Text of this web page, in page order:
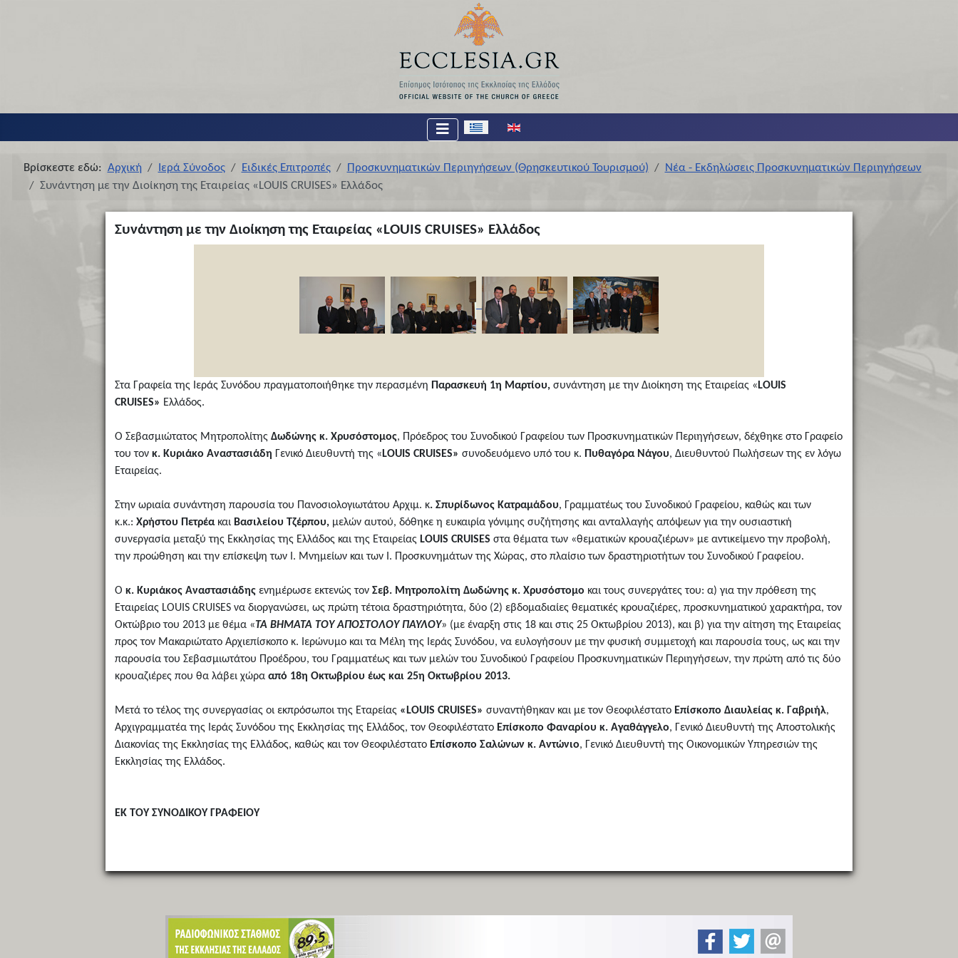
Επιλέξτε τη γλώσσα σας
Βρίσκεστε εδώ: Αρχική Ιερά Σύνοδος Ειδικές Επιτροπές Προσκυνηματικών Περιηγήσεων (Θρησκευτικού Τουρισμού)
Νέα - Εκδηλώσεις Προσκυνηματικών Περιηγήσεων
Συνάντηση με την Διοίκηση της Εταιρείας «LOUIS CRUISES» Ελλάδος
Συνάντηση με την Διοίκηση της Εταιρείας «LOUIS CRUISES» Ελλάδος
Στα Γραφεία της Ιεράς Συνόδου πραγματοποιήθηκε την περασμένη Παρασκευή 1η Μαρτίου,συνάντηση με την Διοίκηση της Εταιρείας « LOUIS
CRUISES» Ελλάδος.
Ο Σεβασμιώτατος Μητροπολίτης Δωδώνης κ. Χρυσόστομος, Πρόεδρος του Συνοδικού Γραφείου των Προσκυνηματικών Περιηγήσεων, δέχθηκε στο Γραφείο
του τον κ. Κυριάκο Αναστασιάδη Γενικό Διευθυντή της « LOUIS CRUISES» συνοδευόμενο υπό του κ. Πυθαγόρα Νάγου, Διευθυντού Πωλήσεων της εν λόγω
Εταιρείας.
Στην ωριαία συνάντηση παρουσία του Πανοσιολογιωτάτου Αρχιμ. κ. Σπυρίδωνος Κατραμάδου, Γραμματέως του Συνοδικού Γραφείου, καθώς και των
κ.κ.: Χρήστου Πετρέακαι Βασιλείου Τζέρπου,μελών αυτού, δόθηκε η ευκαιρία γόνιμης συζήτησης και ανταλλαγής απόψεων για την ουσιαστική
συνεργασία μεταξύ της Εκκλησίας της Ελλάδος και της Εταιρείας LOUIS CRUISES στα θέματα των «θεματικών κρουαζιέρων» με αντικείμενο την προβολή,
την προώθηση και την επίσκεψη των Ι. Μνημείων και των Ι. Προσκυνημάτων της Χώρας, στο πλαίσιο των δραστηριοτήτων του Συνοδικού Γραφείου.
Ο κ. Κυριάκος Αναστασιάδηςενημέρωσε εκτενώς τον Σεβ. Μητροπολίτη Δωδώνης κ. Χρυσόστομο και τους συνεργάτες του: α) για την πρόθεση της
Εταιρείας LOUIS CRUISES να διοργανώσει, ως πρώτη τέτοια δραστηριότητα, δύο (2) εβδομαδιαίες θεματικές κρουαζιέρες, προσκυνηματικού χαρακτήρα, τον
Οκτώβριο του 2013 με θέμα «ΤΑ ΒΗΜΑΤΑ ΤΟΥ ΑΠΟΣΤΟΛΟΥ ΠΑΥΛΟΥ» (με έναρξη στις 18 και στις 25 Οκτωβρίου 2013), και β) για την αίτηση της Εταιρείας
προς τον Μακαριώτατο Αρχιεπίσκοπο κ. Ιερώνυμο και τα Μέλη της Ιεράς Συνόδου, να ευλογήσουν με την φυσική συμμετοχή και παρουσία τους, ως και την
παρουσία του Σεβασμιωτάτου Προέδρου, του Γραμματέως και των μελών του Συνοδικού Γραφείου Προσκυνηματικών Περιηγήσεων, την πρώτη από τις δύο
κρουαζιέρες που θα λάβει χώρα από 18η Οκτωβρίου έως και 25η Οκτωβρίου 2013.
Μετά το τέλος της συνεργασίας οι εκπρόσωποι της Εταρείας«LOUIS CRUISES» συναντήθηκαν και με τον Θεοφιλέστατο Επίσκοπο Διαυλείας κ. Γαβριήλ,
Αρχιγραμματέα της Ιεράς Συνόδου της Εκκλησίας της Ελλάδος, τον Θεοφιλέστατο Επίσκοπο Φαναρίου κ. Αγαθάγγελο, Γενικό Διευθυντή της Αποστολικής
Διακονίας της Εκκλησίας της Ελλάδος, καθώς και τον Θεοφιλέστατο Επίσκοπο Σαλώνων κ. Αντώνιο, Γενικό Διευθυντή της Οικονομικών Υπηρεσιών της
Εκκλησίας της Ελλάδος.
ΕΚ ΤΟΥ ΣΥΝΟΔΙΚΟΥ ΓΡΑΦΕΙΟΥ